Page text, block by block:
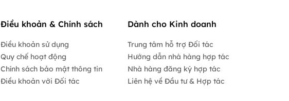
Điều khoản & Chính sách
Điều khoản sử dụng
Quy chế hoạt động
Chính sách bảo mật thông tin
Điều khoản với Đối tác
Dành cho Kinh doanh
Trung tâm hỗ trợ Đối tác
Hướng dẫn nhà hàng hợp tác
Nhà hàng đăng ký hợp tác
Liên hệ về Đầu tư & Hợp tác